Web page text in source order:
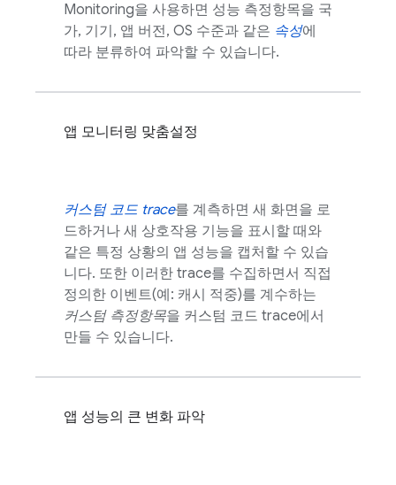
Monitoring을 사용하면 성능 측정항목을 국
가, 기기, 앱 버전, OS 수준과 같은 속성에
따라 분류하여 파악할 수 있습니다.
앱 모니터링 맞춤설정
커스텀 코드 trace를 계측하면 새 화면을 로
드하거나 새 상호작용 기능을 표시할 때와
같은 특정 상황의 앱 성능을 캡처할 수 있습
니다. 또한 이러한 trace를 수집하면서 직접
정의한 이벤트(예: 캐시 적중)를 계수하는
커스텀 측정항목을 커스텀 코드 trace에서
만들 수 있습니다.
앱 성능의 큰 변화 파악